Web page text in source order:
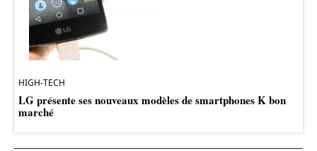
HIGH-TECH
LG présente ses nouveaux modèles de smartphones K bon
marché